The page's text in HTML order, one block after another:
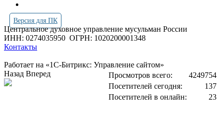
Версия для ПК
Центральное духовное управление мусульман России
ИНН: 0274035950 ОГРН: 1020200001348
Контакты
Работает на «1С-Битрикс: Управление сайтом»
Просмотров всего:
4249754
Посетителей сегодня:
137
Посетителей в онлайн:
23
Назад Вперед